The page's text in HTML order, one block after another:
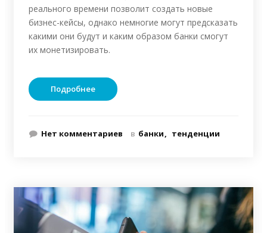
реального времени позволит создать новые
бизнес-кейсы, однако немногие могут предсказать
какими они будут и каким образом банки смогут
их монетизировать.
Подробнее
Нет комментариев в банки тенденции